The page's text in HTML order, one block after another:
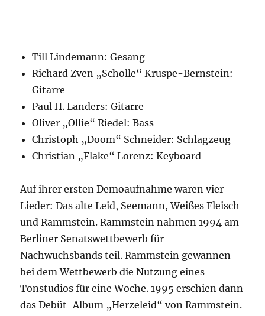
Till Lindemann: Gesang
Richard Zven „Scholle“ Kruspe-Bernstein:
Gitarre
Paul H. Landers: Gitarre
Oliver „Ollie“ Riedel: Bass
Christoph „Doom“ Schneider: Schlagzeug
Christian „Flake“ Lorenz: Keyboard
Auf ihrer ersten Demoaufnahme waren vier
Lieder: Das alte Leid, Seemann, Weißes Fleisch
und Rammstein. Rammstein nahmen 1994 am
Berliner Senatswettbewerb für
Nachwuchsbands teil. Rammstein gewannen
bei dem Wettbewerb die Nutzung eines
Tonstudios für eine Woche. 1995 erschien dann
das Debüt-Album „Herzeleid“ von Rammstein.